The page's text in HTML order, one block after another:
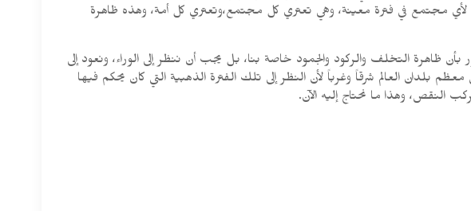
لأي مجتمع في فترة معينة، وهي تعتري كل مجتمع،وتعتري كل أمة، وهذه ظاهرة
التخلف والركود والجمود خاصة بنا، بل يجب أن ننظر إلى الوراء، ونعود إلى
بلدان العالم شرقاً وغرباً لأن النظر إلى تلك الفترة الذهبية التي كان يحكم فيها
النقص، وهذا ما نحتاج إليه الآن.